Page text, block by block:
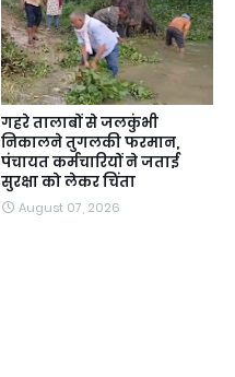
गहरे तालाबों से जलकुंभी
निकालने तुगलकी फरमान,
पंचायत कर्मचारियों ने जताई
सुरक्षा को लेकर चिंता
August 07, 2026